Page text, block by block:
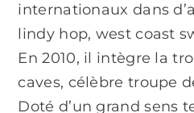
internationaux dans
lindy hop, west coast
En 2010, il intègre la
caves, célèbre troupe
Doté d’un grand sens